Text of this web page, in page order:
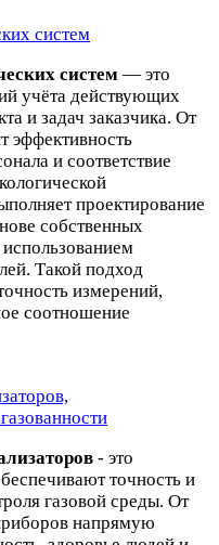
систем
систем — это
учёта действующих
и задач заказчика. От
эффективность
и соответствие
проектирование
собственных
Такой подход
измерений,
соотношение
- это
точность и
газовой среды. От
напрямую